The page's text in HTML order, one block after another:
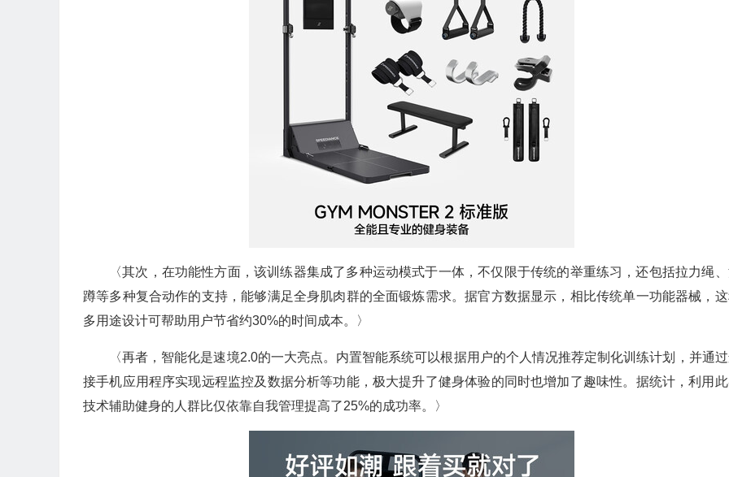
〈其次，在功能性方面，该训练器集成了多种运动模式于一体，不仅限于传统的举重练习，还包括拉力绳
蹲等多种复合动作的支持，能够满足全身肌肉群的全面锻炼需求。据官方数据显示，相比传统单一功能器械，
多用途设计可帮助用户节省约30%的时间成本。〉
〈再者，智能化是速境2.0的一大亮点。内置智能系统可以根据用户的个人情况推荐定制化训练计划，并通
接手机应用程序实现远程监控及数据分析等功能，极大提升了健身体验的同时也增加了趣味性。据统计，利用
技术辅助健身的人群比仅依靠自我管理提高了25%的成功率。〉